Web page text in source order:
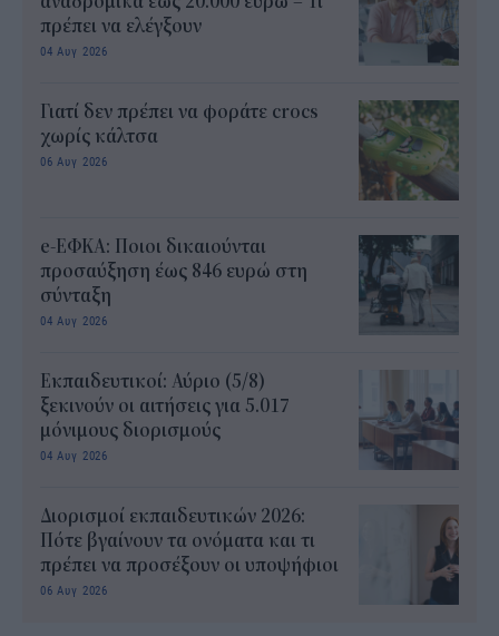
πρέπει να ελέγξουν
04 Αυγ 2026
Γιατί δεν πρέπει να φοράτε crocs
χωρίς κάλτσα
06 Αυγ 2026
e-ΕΦΚΑ: Ποιοι δικαιούνται
προσαύξηση έως 846 ευρώ στη
σύνταξη
04 Αυγ 2026
Εκπαιδευτικοί: Αύριο (5/8)
ξεκινούν οι αιτήσεις για 5.017
μόνιμους διορισμούς
04 Αυγ 2026
Διορισμοί εκπαιδευτικών 2026:
Πότε βγαίνουν τα ονόματα και τι
πρέπει να προσέξουν οι υποψήφιοι
06 Αυγ 2026